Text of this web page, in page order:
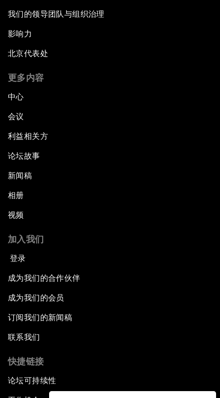
我们的领导团队与组织治理
影响力
北京代表处
更多内容
中心
会议
利益相关方
论坛故事
新闻稿
相册
视频
加入我们
登录
成为我们的合作伙伴
成为我们的会员
订阅我们的新闻稿
联系我们
快捷链接
论坛可持续性